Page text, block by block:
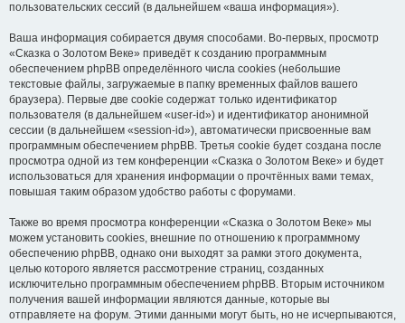
пользовательских сессий (в дальнейшем «ваша информация»).
Ваша информация собирается двумя способами. Во-первых, просмотр
«Сказка о Золотом Веке» приведёт к созданию программным
обеспечением phpBB определённого числа cookies (небольшие
текстовые файлы, загружаемые в папку временных файлов вашего
браузера). Первые две cookie содержат только идентификатор
пользователя (в дальнейшем «user-id») и идентификатор анонимной
сессии (в дальнейшем «session-id»), автоматически присвоенные вам
программным обеспечением phpBB. Третья cookie будет создана после
просмотра одной из тем конференции «Сказка о Золотом Веке» и будет
использоваться для хранения информации о прочтённых вами темах,
повышая таким образом удобство работы с форумами.
Также во время просмотра конференции «Сказка о Золотом Веке» мы
можем установить cookies, внешние по отношению к программному
обеспечению phpBB, однако они выходят за рамки этого документа,
целью которого является рассмотрение страниц, созданных
исключительно программным обеспечением phpBB. Вторым источником
получения вашей информации являются данные, которые вы
отправляете на форум. Этими данными могут быть, но не исчерпываются,